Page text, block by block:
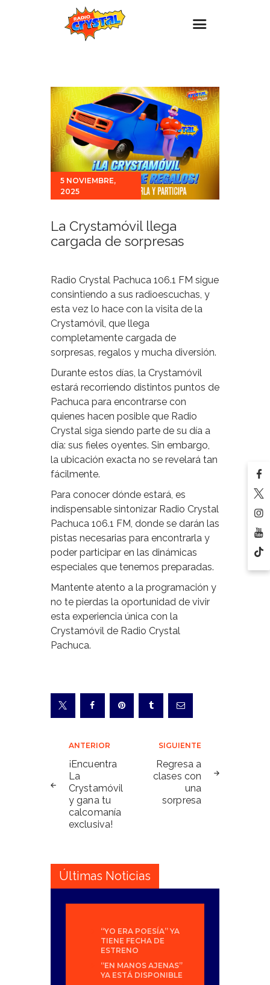
Estaciones
Eventos
Promociones
Noticias
Para ti
Contacto
5 NOVIEMBRE,
2025
La Crystamóvil llega
cargada de sorpresas
Radio Crystal Pachuca 106.1 FM sigue
consintiendo a sus radioescuchas, y
esta vez lo hace con la visita de la
Crystamóvil, que llega
completamente cargada de
sorpresas, regalos y mucha diversión.
Durante estos días, la Crystamóvil
estará recorriendo distintos puntos de
Pachuca para encontrarse con
quienes hacen posible que Radio
Crystal siga siendo parte de su día a
día: sus fieles oyentes. Sin embargo,
la ubicación exacta no se revelará tan
fácilmente.
Para conocer dónde estará, es
indispensable sintonizar Radio Crystal
Pachuca 106.1 FM, donde se darán las
pistas necesarias para encontrarla y
poder participar en las dinámicas
especiales que tenemos preparadas.
Mantente atento a la programación y
no te pierdas la oportunidad de vivir
esta experiencia única con la
Crystamóvil de Radio Crystal
Pachuca.
Navegación
de
entradas
ANTERIOR
¡Encuentra
La
Crystamóvil
y gana tu
calcomanía
exclusiva!
SIGUIENTE
Regresa a
clases con
una
sorpresa
Últimas Noticias
“YO ERA POESÍA” YA
TIENE FECHA DE
ESTRENO
“EN MANOS AJENAS”
YA ESTÁ DISPONIBLE